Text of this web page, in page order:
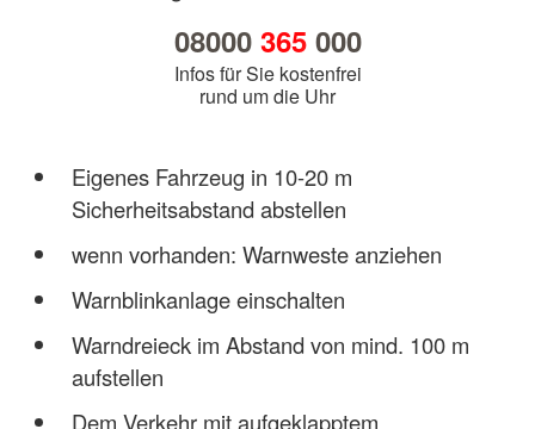
08000 365000
Infos für Sie kostenfrei
rund um die Uhr
Eigenes Fahrzeug in 10-20 m
Sicherheitsabstand abstellen
wenn vorhanden: Warnweste anziehen
Warnblinkanlage einschalten
Warndreieck im Abstand von mind. 100 m
aufstellen
Dem Verkehr mit aufgeklapptem